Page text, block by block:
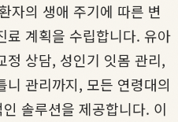
자의 생애 주기에 따른 변
료 계획을 수립합니다. 유아
정 상담, 성인기 잇몸 관리,
관리까지, 모든 연령대의
솔루션을 제공합니다. 이